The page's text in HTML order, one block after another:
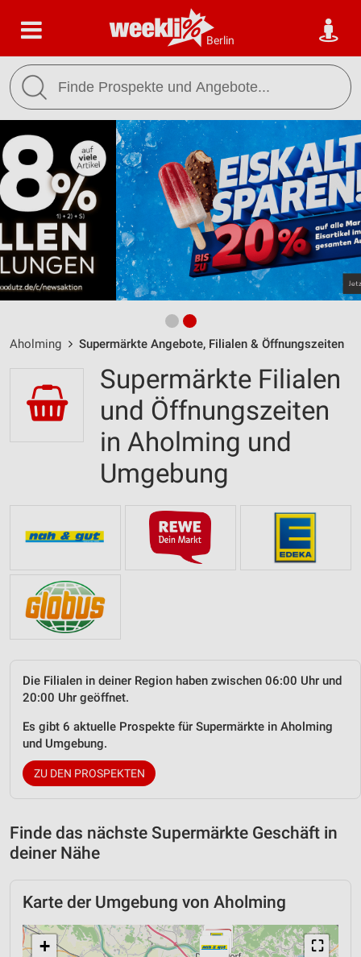
Berlin
Aholming Supermärkte Angebote, Filialen & Öffnungszeiten
Supermärkte Filialen
und Öffnungszeiten
in Aholming und
Umgebung
Die Filialen in deiner Region haben zwischen 06:00 Uhr und
20:00 Uhr geöffnet.
Es gibt 6 aktuelle Prospekte für Supermärkte in Aholming
und Umgebung.
ZU DEN PROSPEKTEN
Finde das nächste Supermärkte Geschäft in
deiner Nähe
Karte der Umgebung von Aholming
⛶
+